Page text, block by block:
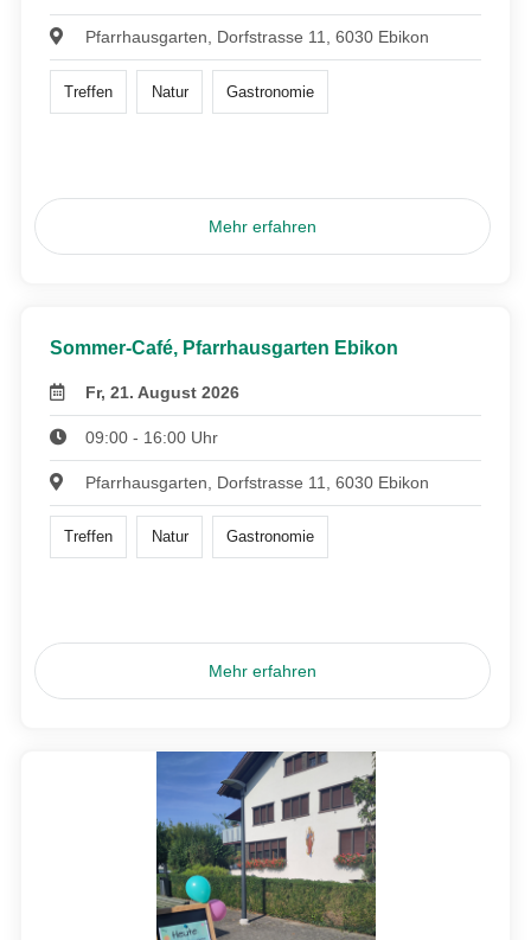
Pfarrhausgarten, Dorfstrasse 11, 6030 Ebikon
Treffen Natur Gastronomie
Mehr erfahren
Sommer-Café, Pfarrhausgarten Ebikon
Fr, 21. August 2026
09:00 - 16:00 Uhr
Pfarrhausgarten, Dorfstrasse 11, 6030 Ebikon
Treffen Natur Gastronomie
Mehr erfahren